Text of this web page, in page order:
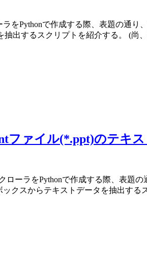
ラをPythonで作成する際、表題の通
抽出するスクリプトを紹介する。 (
ファイル(*.ppt)のテキ
ローラをPythonで作成する際、表題
クスからテキストデータを抽出す